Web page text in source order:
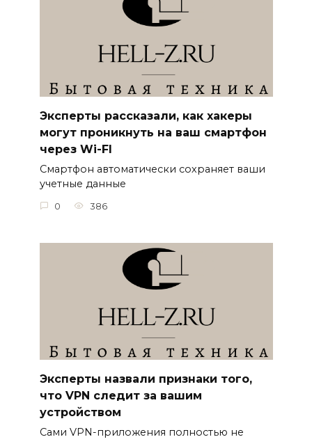
Эксперты рассказали, как хакеры
могут проникнуть на ваш смартфон
через Wi-FI
Смартфон автоматически сохраняет ваши
учетные данные
0 386
Эксперты назвали признаки того,
что VPN следит за вашим
устройством
Сами VPN-приложения полностью не